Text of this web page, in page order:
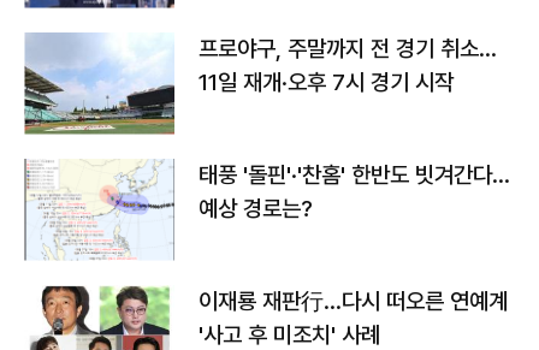
프로야구, 주말까지 전 경기 취소…
11일 재개·오후 7시 경기 시작
태풍 '돌핀'·'찬홈' 한반도 빗겨간다…
예상 경로는?
이재룡 재판行…다시 떠오른 연예계
'사고 후 미조치' 사례